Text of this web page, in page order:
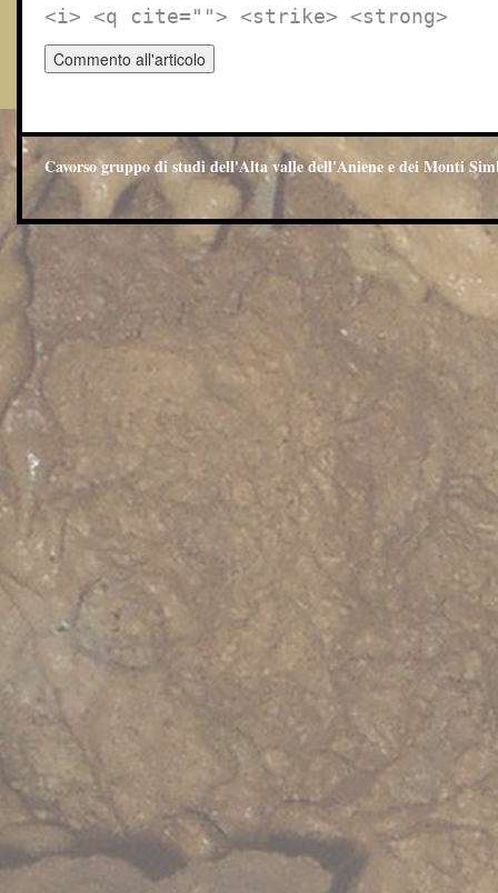
<i> <q cite=""> <strike> <strong>
Cavorso gruppo di studi dell'Alta valle dell'Aniene e dei Monti